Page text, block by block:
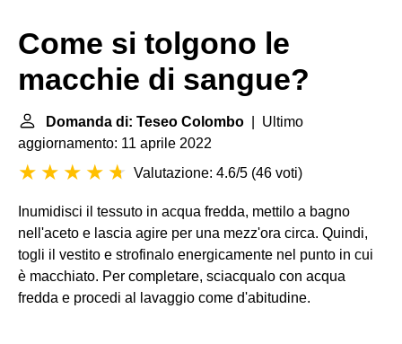
Come si tolgono le
macchie di sangue?
Domanda di: Teseo Colombo | Ultimo
aggiornamento: 11 aprile 2022
Valutazione: 4.6/5 (46 voti)
Inumidisci il tessuto in acqua fredda, mettilo a bagno
nell'aceto e lascia agire per una mezz'ora circa. Quindi,
togli il vestito e strofinalo energicamente nel punto in cui
è macchiato. Per completare, sciacqualo con acqua
fredda e procedi al lavaggio come d'abitudine.